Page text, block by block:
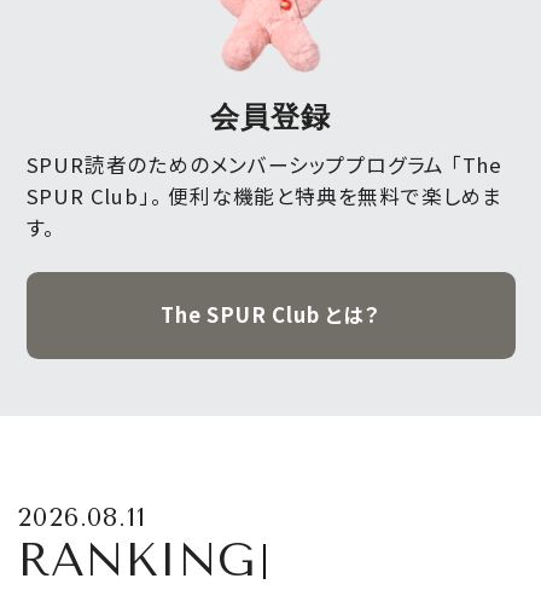
会員登録
SPUR読者のためのメンバーシッププログラム 「The
SPUR Club」。 便利な機能と特典を無料で楽しめま
す。
The SPUR Club とは？
2026.08.11
RANKING